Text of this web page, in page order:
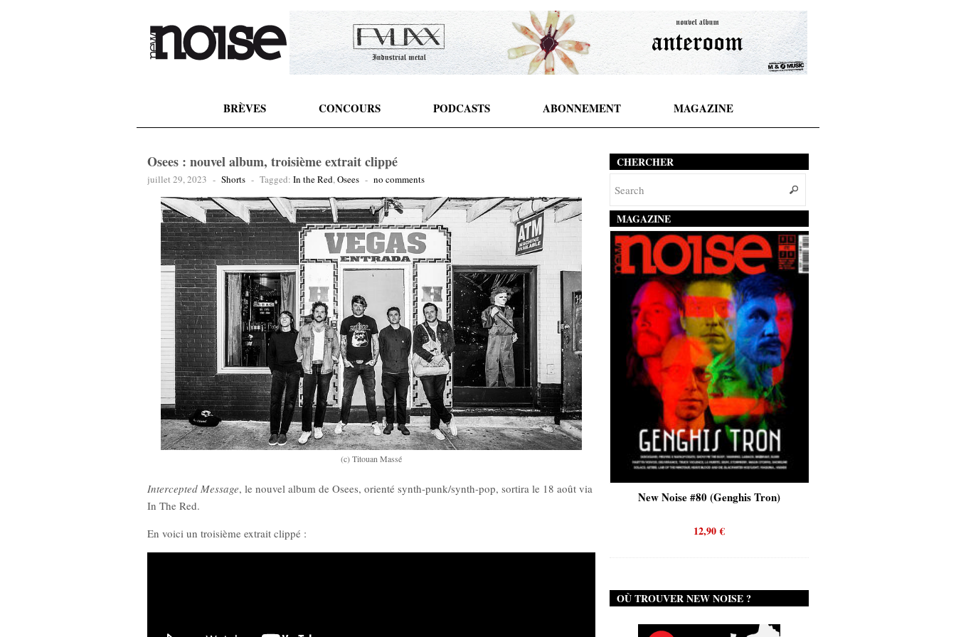
BRÈVES CONCOURS PODCASTS ABONNEMENT MAGAZINE
Osees : nouvel album, troisième extrait clippé
juillet 29, 2023 - Shorts - Tagged: In the Red,Osees - no comments
(c) Titouan Massé
Intercepted Message, le nouvel album de Osees, orienté synth-punk/synth-pop, sortira le 18 août via
In The Red.
En voici un troisième extrait clippé :
CHERCHER
MAGAZINE
New Noise #79 (Neurosis) New Noise #80 (Genghis Tron)
OÙ TROUVER NEW NOISE ?